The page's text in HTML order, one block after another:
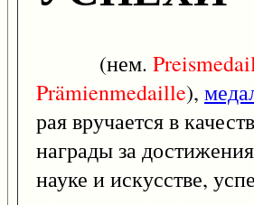
(нем.
Prämienmedaille),
рая вручается в
награды за
науке и искусстве,